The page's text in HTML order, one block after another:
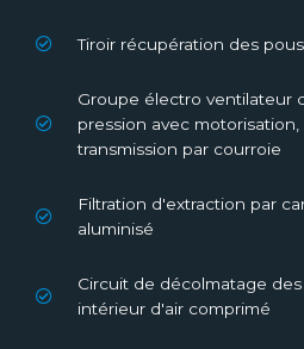
Tiroir récupération des
Groupe électro ventilateur
pression avec
transmission par courroie
Filtration d'extraction par
aluminisé
Circuit de décolmatage
intérieur d'air comprimé